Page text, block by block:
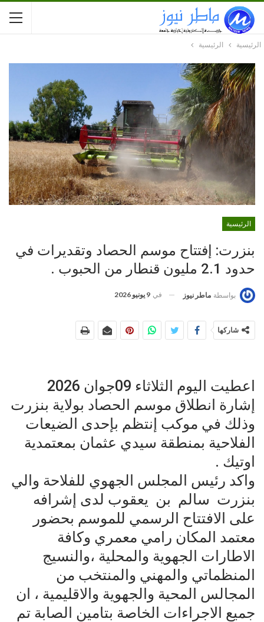
الرئيسية الرئيسية
الرئيسية
بنزرت: إفتتاح موسم الحصاد وتقديرات في
حدود 2.1 مليون قنطار من الحبوب .
بواسطة ماطر نيوز في 9 يونيو 2026
شاركها
اعطيت اليوم الثلاثاء 09جوان 2026
إشارة انطلاق موسم الحصاد بولاية بنزرت
وذلك في موكب إنتظم بإحدى الضيعات
الفلاحية بمنطقة سيدي عثمان بمعتمدية
اوتيك .
واكد رئيس المجلس الجهوي للفلاحة والي
بنزرت سالم بن يعقوب لدى إشرافه
على الافتتاح الرسمي للموسم بحضور
معتمد المكان رامي معمري وكافة
الاطارات الجهوية والمحلية ،والنسيج
المنظماتي والمهني والمنتخب من
المجالس المحية والجهوية والاقليمية ، ان
جميع الاجراءات الخاصة بتامين الصابة تم